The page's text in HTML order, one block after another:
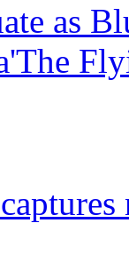
as
'The